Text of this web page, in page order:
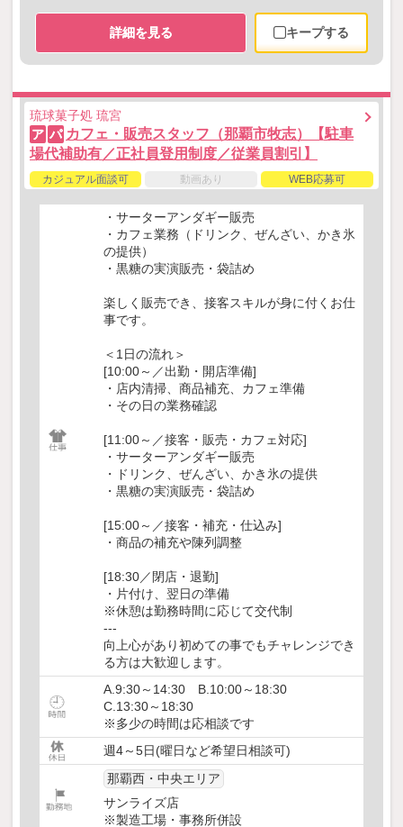
詳細を見る キープする
琉球菓子処 琉宮
ア パ カフェ・販売スタッフ（那覇市牧志）【駐車
場代補助有／正社員登用制度／従業員割引】
カジュアル面談可 動画あり WEB応募可
・サーターアンダギー販売
・カフェ業務（ドリンク、ぜんざい、かき氷
の提供）
・黒糖の実演販売・袋詰め
楽しく販売でき、接客スキルが身に付くお仕
事です。
＜1日の流れ＞
[10:00～／出勤・開店準備]
・店内清掃、商品補充、カフェ準備
・その日の業務確認
[11:00～／接客・販売・カフェ対応]
・サーターアンダギー販売
・ドリンク、ぜんざい、かき氷の提供
・黒糖の実演販売・袋詰め
[15:00～／接客・補充・仕込み]
・商品の補充や陳列調整
[18:30／閉店・退勤]
・片付け、翌日の準備
※休憩は勤務時間に応じて交代制
---
向上心があり初めての事でもチャレンジでき
る方は大歓迎します。
A.9:30～14:30 B.10:00～18:30
C.13:30～18:30
※多少の時間は応相談です
週4～5日(曜日など希望日相談可)
那覇西・中央エリア
サンライズ店
※製造工場・事務所併設